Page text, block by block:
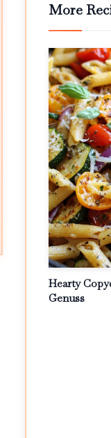
More
Hearty
Genuss